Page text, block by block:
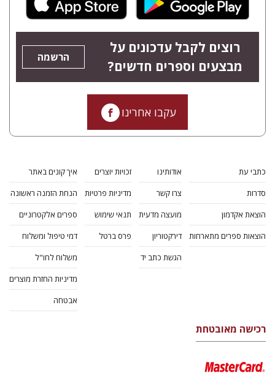
רוצים לקבל עדכונים על
מבצעים וספרים חדשים?
הרשמה
עקבו אחרינו
כתבי עת
סדרות
הוצאת אקדמון
הוצאות ספרים מתארחות
אודותינו
צרו קשר
מועצה מדעית
דירקטוריון
הגשת כתב יד
זכויות יוצרים
מדיניות פרטיות
תנאי שימוש
פרס ברטל
איך קונים באתר
הנחת הזמנה ראשונה
ספרים אלקטרוניים
דמי טיפול ומשלוח
משלוח לחו"ל
מדיניות החזרת מוצרים
אבטחה
רכישה מאובטחת